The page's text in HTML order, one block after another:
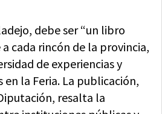
debe ser “un libro
cada rincón de la provincia,
de experiencias y
la Feria. La publicación,
resalta la